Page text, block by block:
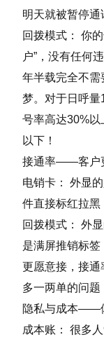
明天就被暂停通
回拨模式： 你
户”，没有任何
年半载完全不
梦。对于日呼
号率高达30%
以下！
接通率——客户
电销卡： 外显
件直接标红拉黑
回拨模式： 外
是满屏推销标
更愿意接，接通
多一两单的问题
隐私与成本——
成本账： 很多